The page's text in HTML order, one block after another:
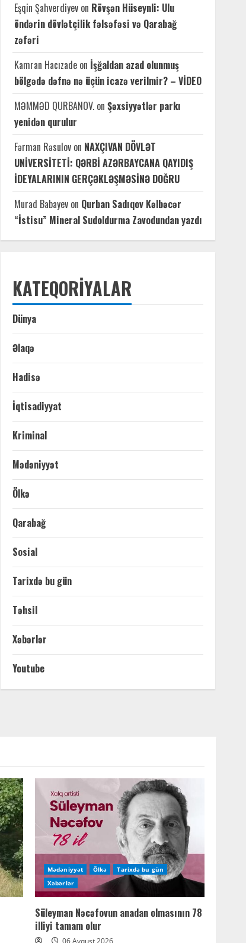
Eşqin Şahverdiyev on Rövşən Hüseynli: Ulu
öndərin dövlətçilik fəlsəfəsi və Qarabağ
zəfəri
Kamran Hacızade on İşğaldan azad olunmuş
bölgədə dəfnə nə üçün icazə verilmir? – VİDEO
MƏMMƏD QURBANOV. on Şəxsiyyətlər parkı
yenidən qurulur
Fərman Rəsulov on NAXÇIVAN DÖVLƏT
UNİVERSİTETİ: QƏRBİ AZƏRBAYCANA QAYIDIŞ
İDEYALARININ GERÇƏKLƏŞMƏSİNƏ DOĞRU
Murad Babayev on Qurban Sadıqov Kəlbəcər
“İstisu” Mineral Sudoldurma Zavodundan yazdı
KATEQORIYALAR
Dünya
Əlaqə
Hadisə
İqtisadiyyat
Kriminal
Mədəniyyət
Ölkə
Qarabağ
Sosial
Tarixdə bu gün
Təhsil
Xəbərlər
Youtube
Mədəniyyət Ölkə
Tarixdə bu gün
Xəbərlər
Süleyman Nəcəfovun anadan olmasının 78
illiyi tamam olur